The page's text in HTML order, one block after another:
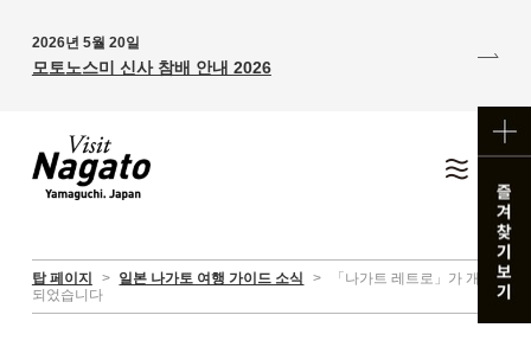
2026년 5월 20일
모토노스미 신사 참배 안내 2026
탑 페이지 > 일본 나가토 여행 가이드 소식 >
「나가트 레트로」가 개최
되었습니다